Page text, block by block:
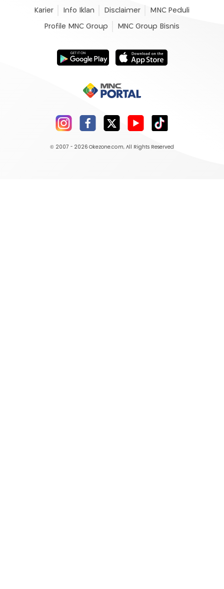
Karier Info Iklan Disclaimer MNC Peduli
Profile MNC Group MNC Group Bisnis
© 2007 - 2026 Okezone.com, All Rights Reserved